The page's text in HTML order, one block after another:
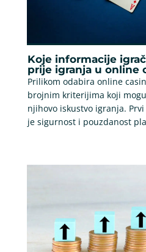
Koje informacije
prije igranja u online
Prilikom odabira online
brojnim kriterijima koji
njihovo iskustvo igranja.
je sigurnost i pouzdanost